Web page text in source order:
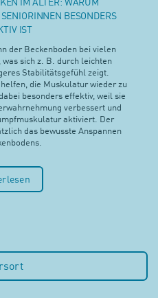
IM ALTER: WARUM
BESONDERS
IST
der Beckenboden bei vielen
sich z. B. durch leichten
Stabilitätsgefühl zeigt.
die Muskulatur wieder zu
besonders effektiv, weil sie
verbessert und
aktiviert. Der
das bewusste Anspannen